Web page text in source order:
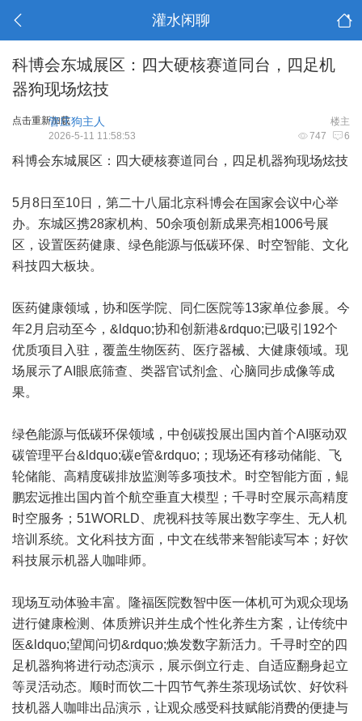
灌水闲聊
科博会东城展区：四大硬核赛道同台，四足机
器狗现场炫技
点击重新加载 楼主
管庄狗主人
747 6
2026-5-11 11:58:53
科博会东城展区：四大硬核赛道同台，四足机器狗现场炫技
5月8日至10日，第二十八届北京科博会在国家会议中心举
办。东城区携28家机构、50余项创新成果亮相1006号展
区，设置医药健康、绿色能源与低碳环保、时空智能、文化
科技四大板块。
医药健康领域，协和医学院、同仁医院等13家单位参展。今
年2月启动至今，&ldquo;协和创新港&rdquo;已吸引192个
优质项目入驻，覆盖生物医药、医疗器械、大健康领域。现
场展示了AI眼底筛查、类器官试剂盒、心脑同步成像等成
果。
绿色能源与低碳环保领域，中创碳投展出国内首个AI驱动双
碳管理平台&ldquo;碳e管&rdquo;；现场还有移动储能、飞
轮储能、高精度碳排放监测等多项技术。时空智能方面，鲲
鹏宏远推出国内首个航空垂直大模型；千寻时空展示高精度
时空服务；51WORLD、虎视科技等展出数字孪生、无人机
培训系统。文化科技方面，中文在线带来智能读写本；好饮
科技展示机器人咖啡师。
现场互动体验丰富。隆福医院数智中医一体机可为观众现场
进行健康检测、体质辨识并生成个性化养生方案，让传统中
医&ldquo;望闻问切&rdquo;焕发数字新活力。千寻时空的四
足机器狗将进行动态演示，展示倒立行走、自适应翻身起立
等灵活动态。顺时而饮二十四节气养生茶现场试饮、好饮科
技机器人咖啡出品演示，让观众感受科技赋能消费的便捷与